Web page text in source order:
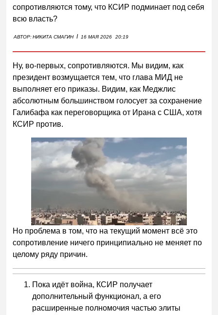
сопротивляются тому, что КСИР подминает под себя
всю власть?
АВТОР:НИКИТА СМАГИН I 16 МАЯ 2026 20:19
Ну, во-первых, сопротивляются. Мы видим, как
президент возмущается тем, что глава МИД не
выполняет его приказы. Видим, как Меджлис
абсолютным большинством голосует за сохранение
Галибафа как переговорщика от Ирана с США, хотя
КСИР против.
Но проблема в том, что на текущий момент всё это
сопротивление ничего принципиально не меняет по
целому ряду причин.
Пока идёт война, КСИР получает
дополнительный функционал, а его
расширенные полномочия частью элиты